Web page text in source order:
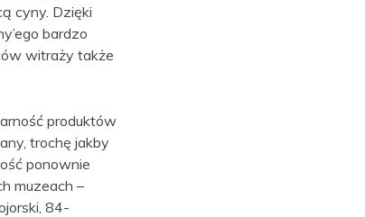
cyny. Dzięki
bardzo
witraży także
produktów
trochę jakby
ponownie
muzeach –
84-